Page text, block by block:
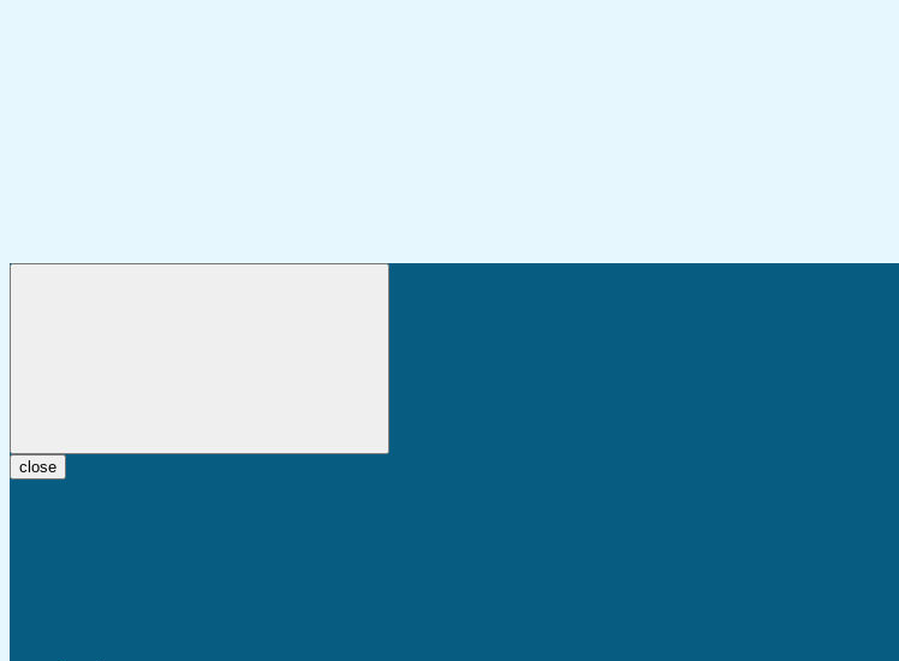
close